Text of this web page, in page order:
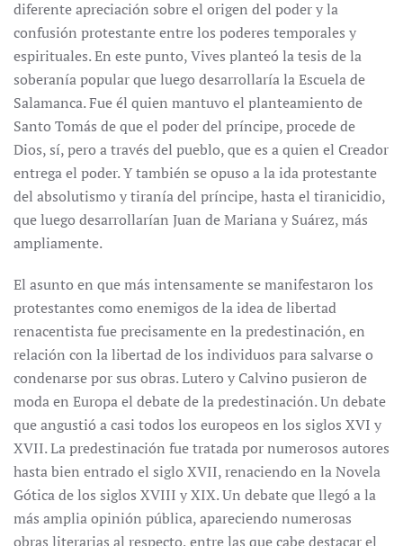
diferente apreciación sobre el origen del poder y la
confusión protestante entre los poderes temporales y
espirituales. En este punto, Vives planteó la tesis de la
soberanía popular que luego desarrollaría la Escuela de
Salamanca. Fue él quien mantuvo el planteamiento de
Santo Tomás de que el poder del príncipe, procede de
Dios, sí, pero a través del pueblo, que es a quien el Creador
entrega el poder. Y también se opuso a la ida protestante
del absolutismo y tiranía del príncipe, hasta el tiranicidio,
que luego desarrollarían Juan de Mariana y Suárez, más
ampliamente.
El asunto en que más intensamente se manifestaron los
protestantes como enemigos de la idea de libertad
renacentista fue precisamente en la predestinación, en
relación con la libertad de los individuos para salvarse o
condenarse por sus obras. Lutero y Calvino pusieron de
moda en Europa el debate de la predestinación. Un debate
que angustió a casi todos los europeos en los siglos XVI y
XVII. La predestinación fue tratada por numerosos autores
hasta bien entrado el siglo XVII, renaciendo en la Novela
Gótica de los siglos XVIII y XIX. Un debate que llegó a la
más amplia opinión pública, apareciendo numerosas
obras literarias al respecto, entre las que cabe destacar el